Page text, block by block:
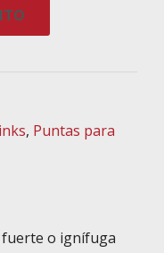
, Puntas para
o ignífuga